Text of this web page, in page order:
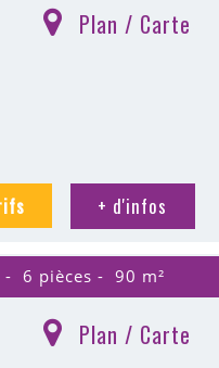
Plan / Carte
+ d'infos
6 pièces 90 m²
Plan / Carte